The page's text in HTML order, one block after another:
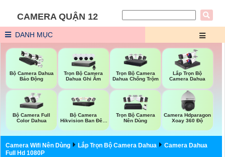
CAMERA QUẬN 12
DANH MỤC
Bộ Camera Dahua
Báo Động
Trọn Bộ Camera
Dahua Ghi Âm
Trọn Bộ Camera
Dahua Chống Trộm
Lắp Trọn Bộ
Camera Dahua
Bộ Camera Full
Color Dahua
Bộ Camera
Hikvision Ban Đêm
Trọn Bộ Camera
Nên Dùng
Camera Hdparagon
Xoay 360 Độ
Camera Wifi Nên Dùng Lắp Trọn Bộ Camera Dahua
Camera Dahua
Full Hd 1080P